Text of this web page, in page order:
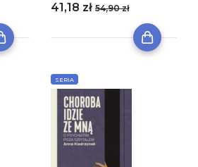
41,18 zł 54,90 zł
SERIA